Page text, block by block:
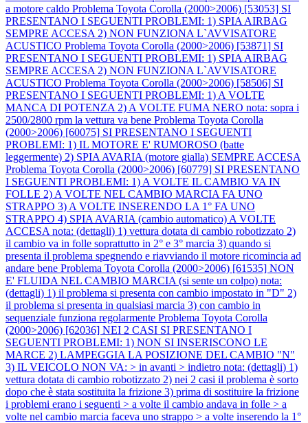
a motore caldo Problema Toyota Corolla (2000>2006) [53053] SI
PRESENTANO I SEGUENTI PROBLEMI: 1) SPIA AIRBAG
SEMPRE ACCESA 2) NON FUNZIONA L`AVVISATORE
ACUSTICO Problema Toyota Corolla (2000>2006) [53871] SI
PRESENTANO I SEGUENTI PROBLEMI: 1) SPIA AIRBAG
SEMPRE ACCESA 2) NON FUNZIONA L`AVVISATORE
ACUSTICO Problema Toyota Corolla (2000>2006) [58506] SI
PRESENTANO I SEGUENTI PROBLEMI: 1) A VOLTE
MANCA DI POTENZA 2) A VOLTE FUMA NERO nota: sopra i
2500/2800 rpm la vettura va bene Problema Toyota Corolla
(2000>2006) [60075] SI PRESENTANO I SEGUENTI
PROBLEMI: 1) IL MOTORE E' RUMOROSO (batte
leggermente) 2) SPIA AVARIA (motore gialla) SEMPRE ACCESA
Problema Toyota Corolla (2000>2006) [60779] SI PRESENTANO
I SEGUENTI PROBLEMI: 1) A VOLTE IL CAMBIO VA IN
FOLLE 2) A VOLTE NEL CAMBIO MARCIA FA UNO
STRAPPO 3) A VOLTE INSERENDO LA 1° FA UNO
STRAPPO 4) SPIA AVARIA (cambio automatico) A VOLTE
ACCESA nota: (dettagli) 1) vettura dotata di cambio robotizzato 2)
il cambio va in folle soprattutto in 2° e 3° marcia 3) quando si
presenta il problema spegnendo e riavviando il motore ricomincia ad
andare bene Problema Toyota Corolla (2000>2006) [61535] NON
E' FLUIDA NEL CAMBIO MARCIA (si sente un colpo) nota:
(dettagli) 1) il problema si presenta con cambio impostato in "D" 2)
il problema si presenta in qualsiasi marcia 3) con cambio in
sequenziale funziona regolarmente Problema Toyota Corolla
(2000>2006) [62036] NEI 2 CASI SI PRESENTANO I
SEGUENTI PROBLEMI: 1) NON SI INSERISCONO LE
MARCE 2) LAMPEGGIA LA POSIZIONE DEL CAMBIO "N"
3) IL VEICOLO NON VA: > in avanti > indietro nota: (dettagli) 1)
vettura dotata di cambio robotizzato 2) nei 2 casi il problema è sorto
dopo che è stata sostituita la frizione 3) prima di sostituire la frizione
i problemi erano i seguenti > a volte il cambio andava in folle > a
volte nel cambio marcia faceva uno strappo > a volte inserendo la 1°